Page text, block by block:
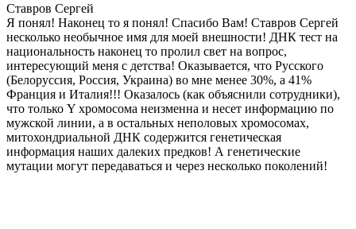
Ставров Сергей
Я понял! Наконец то я понял! Спасибо Вам! Ставров Сергей
несколько необычное имя для моей внешности! ДНК тест на
национальность наконец то пролил свет на вопрос,
интересующий меня с детства! Оказывается, что Русского
(Белоруссия, Россия, Украина) во мне менее 30%, а 41%
Франция и Италия!!! Оказалось (как объяснили сотрудники),
что только Y хромосома неизменна и несет информацию по
мужской линии, а в остальных неполовых хромосомах,
митохондриальной ДНК содержится генетическая
информация наших далеких предков! А генетические
мутации могут передаваться и через несколько поколений!